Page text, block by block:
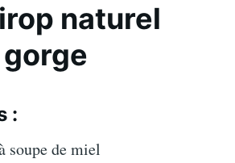
naturel
:
soupe de miel